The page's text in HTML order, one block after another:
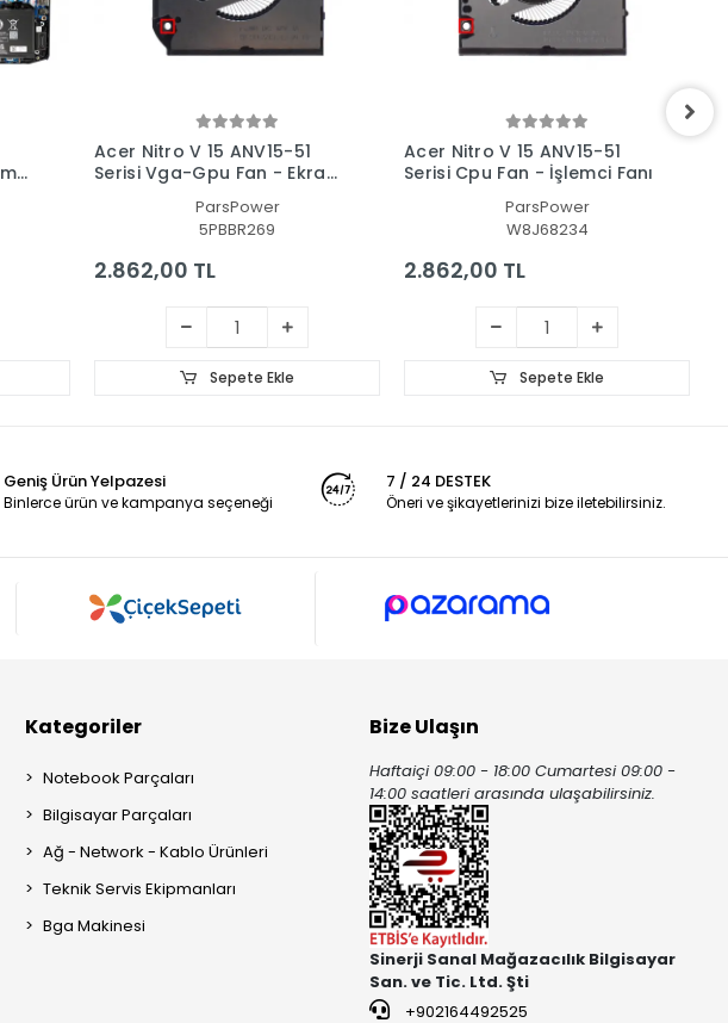
Acer Nitro V 15 ANV15-51
Serisi Vga-Gpu Fan - Ekran
ParsPower
5PBBR269
2.862,00 TL
Sepete Ekle
Acer Nitro V 15 ANV15-51
Serisi Cpu Fan - İşlemci Fanı
ParsPower
W8J68234
2.862,00 TL
Sepete Ekle
Geniş Ürün Yelpazesi
Binlerce ürün ve kampanya seçeneği
7 / 24 DESTEK
Öneri ve şikayetlerinizi bize iletebilirsiniz.
Kategoriler
Notebook Parçaları
Bilgisayar Parçaları
Ağ - Network - Kablo Ürünleri
Teknik Servis Ekipmanları
Bga Makinesi
Bize Ulaşın
Haftaiçi 09:00 - 18:00 Cumartesi 09:00 -
14:00 saatleri arasında ulaşabilirsiniz.
Sinerji Sanal Mağazacılık Bilgisayar
San. ve Tic. Ltd. Şti
+902164492525